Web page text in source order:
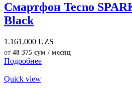
Смартфон Tecno
Black
1.161.000 UZS
от 48 375 сум / месяц
Подробнее
Quick view